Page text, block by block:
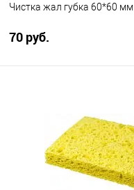
Чистка жал губка 60*60 мм
70 руб.
Сравнение
В избранное